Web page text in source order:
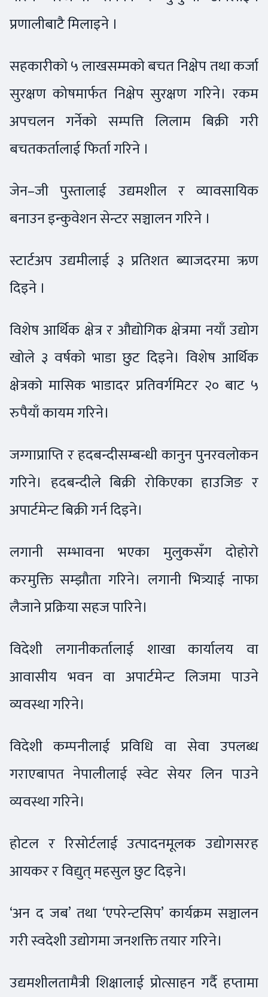
प्रणालीबाटै मिलाइने ।
सहकारीको ५ लाखसम्मको बचत निक्षेप तथा कर्जा
सुरक्षण कोषमार्फत निक्षेप सुरक्षण गरिने। रकम
अपचलन गर्नेको सम्पत्ति लिलाम बिक्री गरी
बचतकर्तालाई फिर्ता गरिने ।
जेन–जी पुस्तालाई उद्यमशील र व्यावसायिक
बनाउन इन्कुवेशन सेन्टर सञ्चालन गरिने ।
स्टार्टअप उद्यमीलाई ३ प्रतिशत ब्याजदरमा ऋण
दिइने ।
विशेष आर्थिक क्षेत्र र औद्योगिक क्षेत्रमा नयाँ उद्योग
खोले ३ वर्षको भाडा छुट दिइने। विशेष आर्थिक
क्षेत्रको मासिक भाडादर प्रतिवर्गमिटर २० बाट ५
रुपैयाँ कायम गरिने।
जग्गाप्राप्ति र हदबन्दीसम्बन्धी कानुन पुनरवलोकन
गरिने। हदबन्दीले बिक्री रोकिएका हाउजिङ र
अपार्टमेन्ट बिक्री गर्न दिइने।
लगानी सम्भावना भएका मुलुकसँग दोहोरो
करमुक्ति सम्झौता गरिने। लगानी भित्र्याई नाफा
लैजाने प्रक्रिया सहज पारिने।
विदेशी लगानीकर्तालाई शाखा कार्यालय वा
आवासीय भवन वा अपार्टमेन्ट लिजमा पाउने
व्यवस्था गरिने।
विदेशी कम्पनीलाई प्रविधि वा सेवा उपलब्ध
गराएबापत नेपालीलाई स्वेट सेयर लिन पाउने
व्यवस्था गरिने।
होटल र रिसोर्टलाई उत्पादनमूलक उद्योगसरह
आयकर र विद्युत् महसुल छुट दिइने।
‘अन द जब’ तथा ‘एपरेन्टसिप’ कार्यक्रम सञ्चालन
गरी स्वदेशी उद्योगमा जनशक्ति तयार गरिने।
उद्यमशीलतामैत्री शिक्षालाई प्रोत्साहन गर्दै हप्तामा